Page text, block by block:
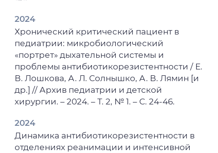
2024
Хронический критический пациент в
педиатрии: микробиологический
«портрет» дыхательной системы и
проблемы антибиотикорезистентности / Е.
В. Лошкова, А. Л. Солнышко, А. В. Лямин [и
др.] // Архив педиатрии и детской
хирургии. – 2024. – Т. 2, № 1. – С. 24-46.
2024
Динамика антибиотикорезистентности в
отделениях реанимации и интенсивной